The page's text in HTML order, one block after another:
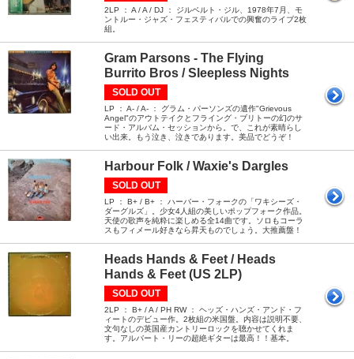
2LP ： A / A / DJ ： ジルベルト・ジル、1978年7月、モ
ントルー・ジャズ・フェスティバルでの興奮のライブ2枚
組。
Gram Parsons - The Flying
Burrito Bros / Sleepless Nights
SOLD OUT
LP ： A- / A- ： グラム・パーソンズの遺作"Grievous
Angel"のアウトテイクとフライング・ブリトーの幻のサ
ード・アルバム・セッションから。で、これが素晴らし
い出来。もう泣き、泣きであります。美品でどうぞ！
Harbour Folk / Waxie's Dargles
SOLD OUT
LP ： B+ / B+ ： ハーバー・フォークの「ワキシーズ・
ダーグルズ」。少女4人組の美しいポップフォーク作品。
天使の歌声を純粋に楽しめる全14曲です。ソロもコーラ
スもフィメール好きなら昇天ものでしょう。大推薦盤！
Heads Hands & Feet / Heads
Hands & Feet (US 2LP)
SOLD OUT
2LP ： B+ / A / PH RW ： ヘッズ・ハンズ・アンド・フ
ィートのデビュー作。2枚組の米国盤。内容は説明不要、
文句なしの英国産カントリーロックを聴かせてくれま
す。アルバート・リーの超絶ギターは最高！！基本。